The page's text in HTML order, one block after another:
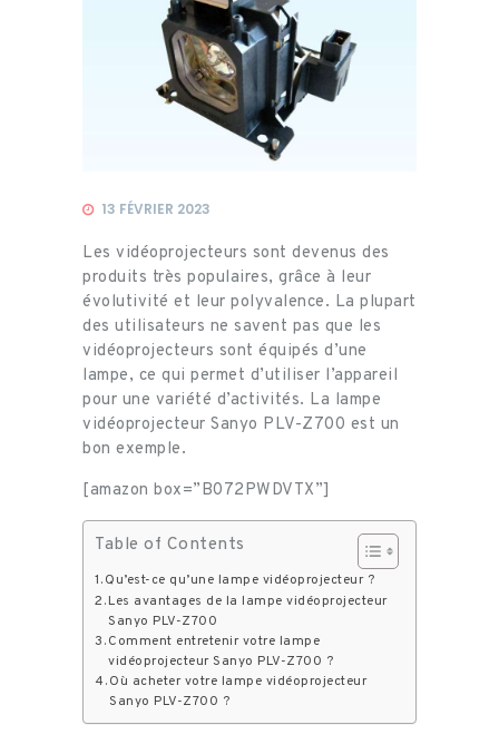
13 FÉVRIER 2023
Les vidéoprojecteurs sont devenus des
produits très populaires, grâce à leur
évolutivité et leur polyvalence. La plupart
des utilisateurs ne savent pas que les
vidéoprojecteurs sont équipés d’une
lampe, ce qui permet d’utiliser l’appareil
pour une variété d’activités. La lampe
vidéoprojecteur Sanyo PLV-Z700 est un
bon exemple.
[amazon box=”B072PWDVTX”]
Table of Contents
Qu’est-ce qu’une lampe vidéoprojecteur ?
Les avantages de la lampe vidéoprojecteur
Sanyo PLV-Z700
Comment entretenir votre lampe
vidéoprojecteur Sanyo PLV-Z700 ?
Où acheter votre lampe vidéoprojecteur
Sanyo PLV-Z700 ?